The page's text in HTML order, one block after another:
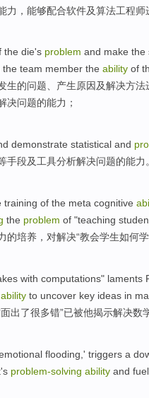
力 ， 能够配合软件及算法工程师
the die's problem and make the
the team member the ability of
生的问题、 产生原因及解决方法
决问题的能力 ；
demonstrate statistical and
手段及工具分析解决问题的能力 。
training of the meta cognitive
the problem of "teaching
的培养 ， 对解决“教会学生如何
with computations" laments
ability to uncover key ideas in
出了很多错”已被他揭示解决数
flooding,' triggers a
problem-solving ability and